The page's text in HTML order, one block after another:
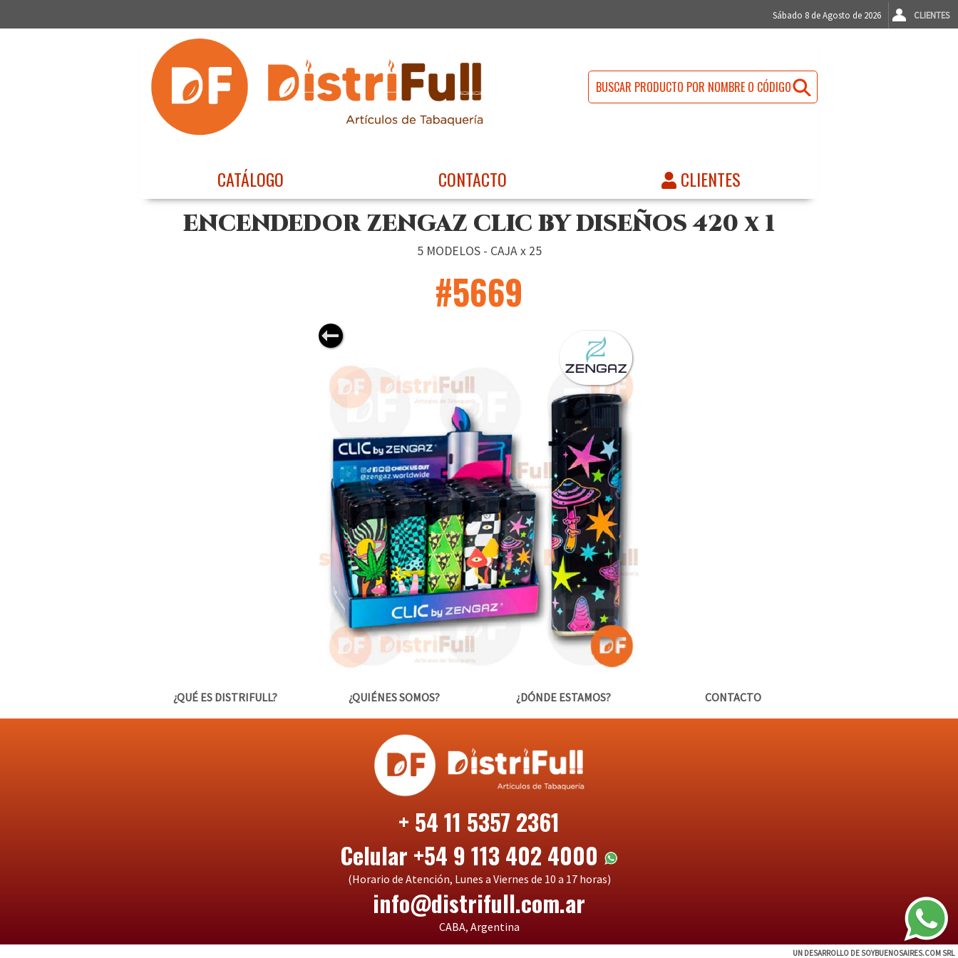
Sábado 8 de Agosto de 2026 CLIENTES
CATÁLOGO CONTACTO CLIENTES
ENCENDEDOR ZENGAZ CLIC BY DISEÑOS 420 x 1
5 MODELOS - CAJA x 25
#5669
¿QUÉ ES DISTRIFULL? ¿QUIÉNES SOMOS? ¿DÓNDE ESTAMOS? CONTACTO
+ 54 11 5357 2361
Celular +54 9 113 402 4000
(Horario de Atención, Lunes a Viernes de 10 a 17 horas)
info@distrifull.com.ar
CABA, Argentina
UN DESARROLLO DE SOYBUENOSAIRES.COM SRL